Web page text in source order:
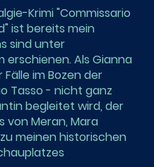
Krimi "Commissario
ist bereits mein
sind unter
erschienen. Als Gianna
im Bozen der
Tasso - nicht ganz
begleitet wird, der
von Meran, Mara
meinen historischen